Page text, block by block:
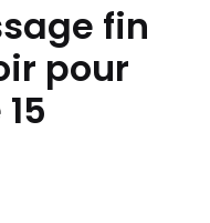
fin
pour